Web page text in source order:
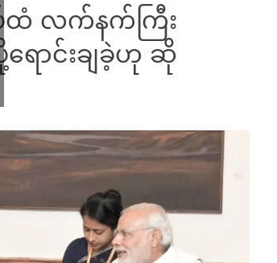
ထံ လက်နက်ကြီး
ာင်းချခဲ့ဟု ဆို